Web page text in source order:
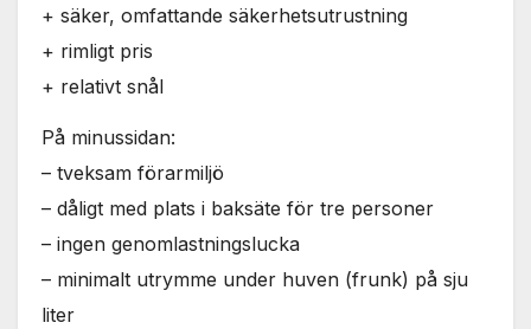
+ säker, omfattande säkerhetsutrustning
+ rimligt pris
+ relativt snål
På minussidan:
– tveksam förarmiljö
– dåligt med plats i baksäte för tre personer
– ingen genomlastningslucka
– minimalt utrymme under huven (frunk) på sju
liter